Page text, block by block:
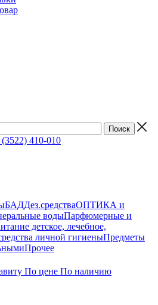
(3522) 410-010
БАДДез.средстваОПТИКА и
водыПарфюмерные и
детское, лечебное,
личной гигиеныПредметы
Прочее
По цене По наличию